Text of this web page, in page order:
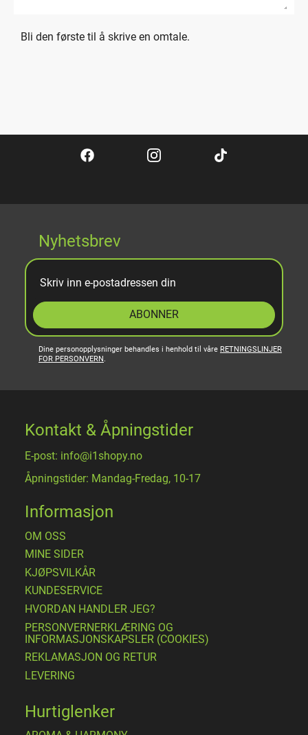
Bli den første til å skrive en omtale.
Nyhetsbrev
ABONNER
Dine personopplysninger behandles i henhold til våre RETNINGSLINJER
FOR PERSONVERN.
Kontakt & Åpningstider
E-post: info@i1shopy.no
Åpningstider: Mandag-Fredag, 10-17
Informasjon
OM OSS
MINE SIDER
​KJØPSVILKÅR
KUNDESERVICE
HVORDAN HANDLER JEG?
PERSONVERNERKLÆRING OG
INFORMASJONSKAPSLER (COOKIES)
REKLAMASJON OG RETUR
LEVERING
Hurtiglenker